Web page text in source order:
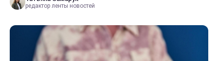
редактор ленты новостей